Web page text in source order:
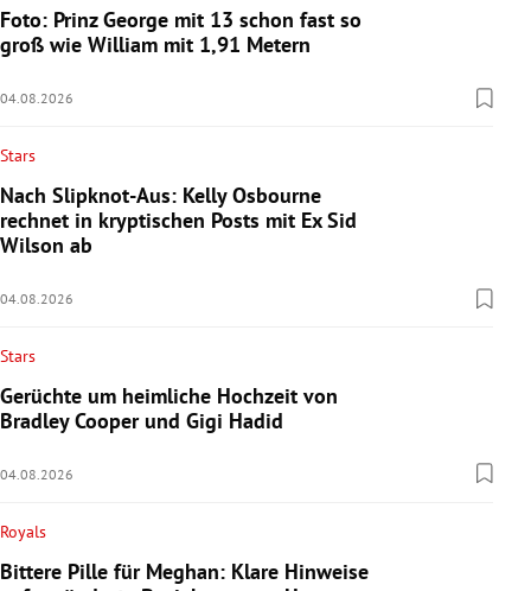
Foto: Prinz George mit 13 schon fast so
groß wie William mit 1,91 Metern
04.08.2026
Stars
Nach Slipknot-Aus: Kelly Osbourne
rechnet in kryptischen Posts mit Ex Sid
Wilson ab
04.08.2026
Stars
Gerüchte um heimliche Hochzeit von
Bradley Cooper und Gigi Hadid
04.08.2026
Royals
Bittere Pille für Meghan: Klare Hinweise